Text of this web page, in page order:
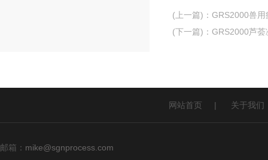
(上一篇) ： GRS2000兽
(下一篇) ： GRS2000芦
网站首页 | 关于我们
邮箱： mike@sgnprocess.com